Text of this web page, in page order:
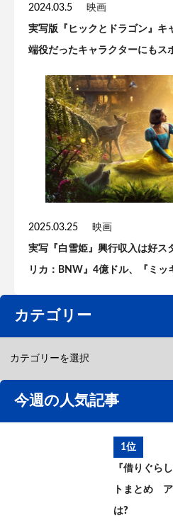
2024.03.5 映画
実写版『ヒックとドラゴン』キ
端役だったキャラクターにもス
2025.03.25 映画
実写『白雪姫』興行収入は好ス
リカ：BNW』4億ドル、『ミッ
カテゴリー
今週の人気記事
1位
『借りぐら
トまとめ
は?